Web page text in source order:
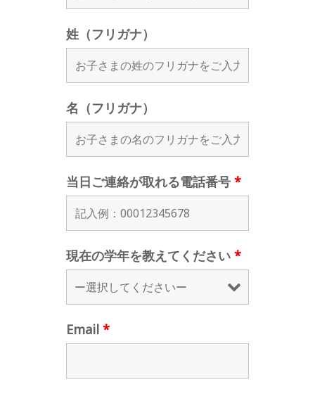
姓（フリガナ）
名（フリガナ）
当日ご連絡が取れる電話番号 *
現在の学年を教えてください *
Email *